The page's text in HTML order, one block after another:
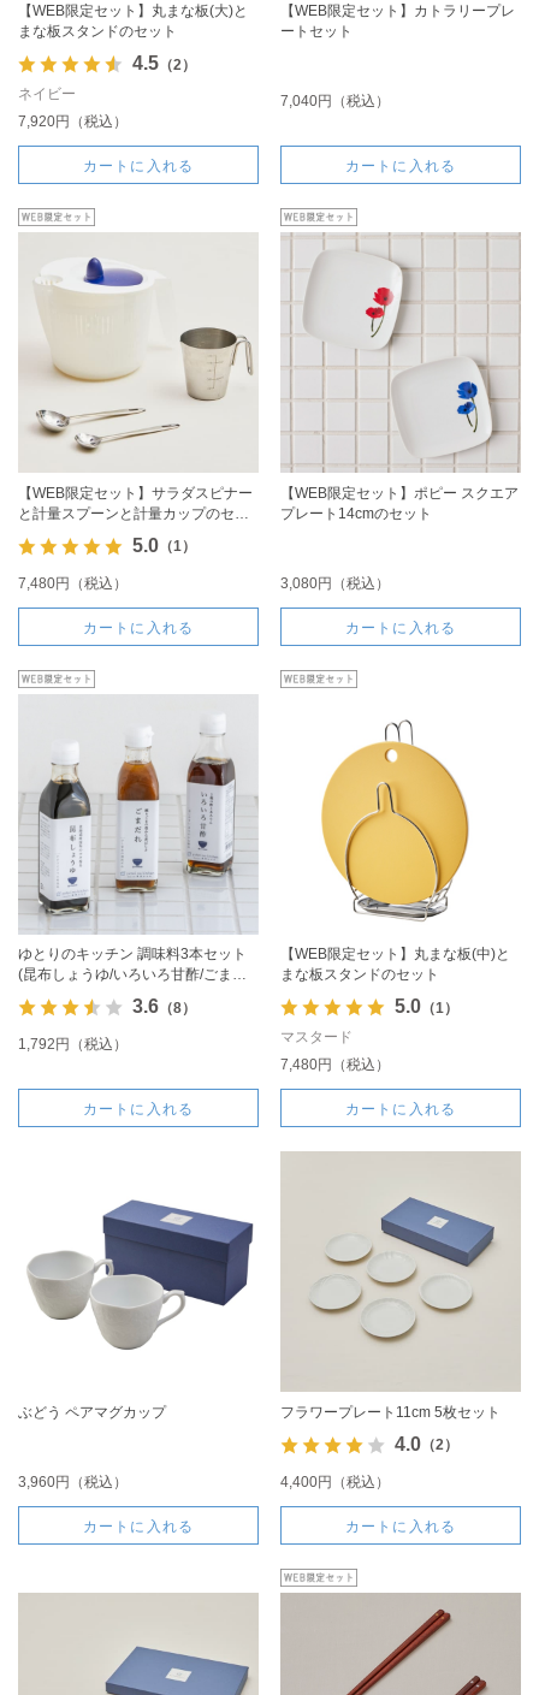
【WEB限定セット】丸まな板(大)と
まな板スタンドのセット
4.5（2）
ネイビー
7,920円（税込）
カートに入れる
【WEB限定セット】カトラリープレ
ートセット
7,040円（税込）
カートに入れる
【WEB限定セット】サラダスピナー
と計量スプーンと計量カップのセッ
5.0（1）
7,480円（税込）
カートに入れる
【WEB限定セット】ポピー スクエア
プレート14cmのセット
3,080円（税込）
カートに入れる
ゆとりのキッチン 調味料3本セット
(昆布しょうゆ/いろいろ甘酢/ごまだ
れ)
3.6（8）
1,792円（税込）
カートに入れる
【WEB限定セット】丸まな板(中)と
まな板スタンドのセット
5.0（1）
マスタード
7,480円（税込）
カートに入れる
ぶどう ペアマグカップ
3,960円（税込）
カートに入れる
フラワープレート11cm 5枚セット
4.0（2）
4,400円（税込）
カートに入れる